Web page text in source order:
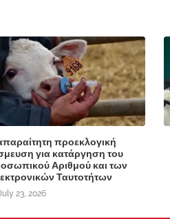
προεκλογική
για κατάργηση του
Αριθμού και των
Ταυτοτήτων
23, 2026